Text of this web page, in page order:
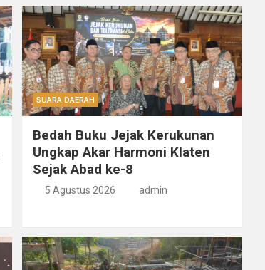
SUARA DAERAH
Bedah Buku Jejak Kerukunan
Ungkap Akar Harmoni Klaten
Sejak Abad ke-8
5 Agustus 2026 admin